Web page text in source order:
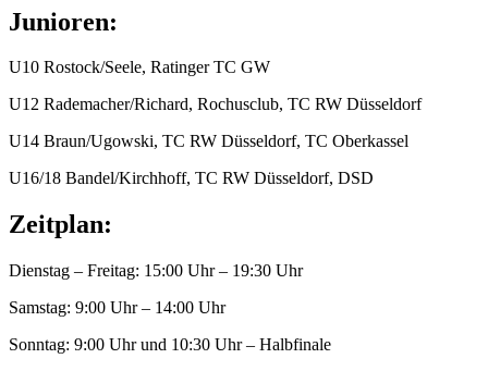
Junioren:
U10 Rostock/Seele, Ratinger TC GW
U12 Rademacher/Richard, Rochusclub, TC RW Düsseldorf
U14 Braun/Ugowski, TC RW Düsseldorf, TC Oberkassel
U16/18 Bandel/Kirchhoff, TC RW Düsseldorf, DSD
Zeitplan:
Dienstag – Freitag: 15:00 Uhr – 19:30 Uhr
Samstag: 9:00 Uhr – 14:00 Uhr
Sonntag: 9:00 Uhr und 10:30 Uhr – Halbfinale